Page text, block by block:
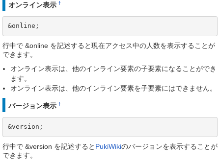
オンライン表示 †
&online;
行中で &online を記述すると現在アクセス中の人数を表示することが
できます。
オンライン表示は、他のインライン要素の子要素になることができ
ます。
オンライン表示は、他のインライン要素を子要素にはできません。
バージョン表示 †
&version;
行中で &version を記述すると PukiWikiのバージョンを表示することが
できます。